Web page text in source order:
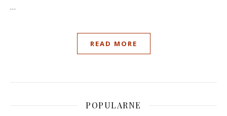
…
READ MORE
POPULARNE